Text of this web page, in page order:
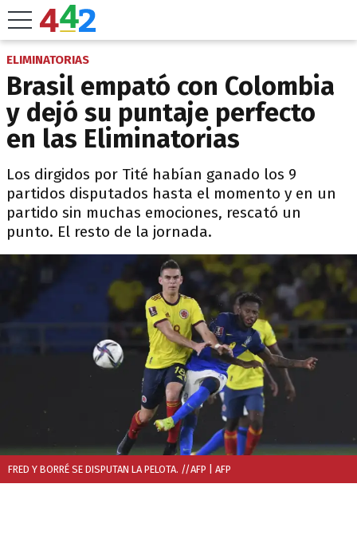
ELIMINATORIAS
Brasil empató con Colombia
y dejó su puntaje perfecto
en las Eliminatorias
Los dirgidos por Tité habían ganado los 9
partidos disputados hasta el momento y en un
partido sin muchas emociones, rescató un
punto. El resto de la jornada.
FRED Y BORRÉ SE DISPUTAN LA PELOTA. //AFP | AFP